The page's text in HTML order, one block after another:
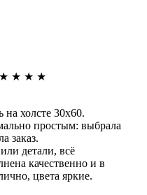
★ ★ ★ ★
на холсте 30х60.
простым: выбрала
заказ.
детали, всё
качественно и в
цвета яркие.